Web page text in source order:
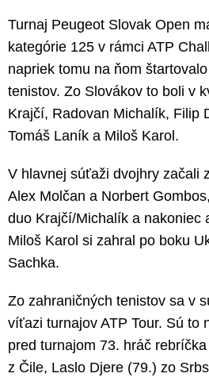
Turnaj Peugeot Slovak Open
kategórie 125 v rámci ATP
napriek tomu na ňom
tenistov. Zo Slovákov to boli v
Krajčí, Radovan Michalík, Filip
Tomáš Laník a Miloš Karol.
V hlavnej súťaži dvojhry začali
Alex Molčan a Norbert
duo Krajčí/Michalík a nakoniec
Miloš Karol si zahral po boku
Sachka.
Zo zahraničných tenistov sa v
víťazi turnajov ATP Tour. Sú to
pred turnajom 73. hráč
z Čile, Laslo Djere (79.) zo